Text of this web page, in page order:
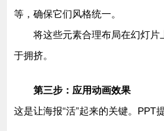
等，确保它们风格统一。
将这些元素合理布局在幻灯
于拥挤。
第三步：应用动画效果
这是让海报“活”起来的关键。PPT